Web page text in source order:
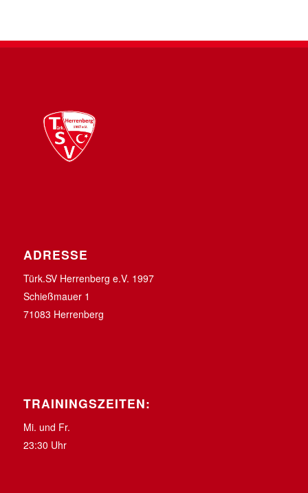
ADRESSE
Türk.SV Herrenberg e.V. 1997
Schießmauer 1
71083 Herrenberg
TRAININGSZEITEN:
Mi. und Fr.
23:30 Uhr